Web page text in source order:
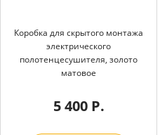
Коробка для скрытого монтажа
электрического
полотенцесушителя, золото
матовое
5 400 Р.